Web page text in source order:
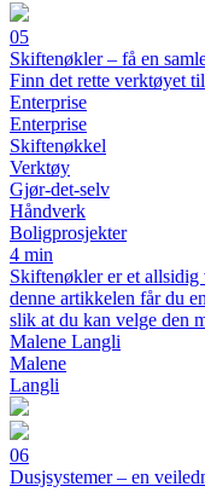
05
Skiftenøkler – få en
Finn det rette verktøyet
Enterprise
Enterprise
Skiftenøkkel
Verktøy
Gjør-det-selv
Håndverk
Boligprosjekter
4 min
Skiftenøkler er et allsidig
denne artikkelen får du
slik at du kan velge den
Malene Langli
Malene
Langli
06
Dusjsystemer – en